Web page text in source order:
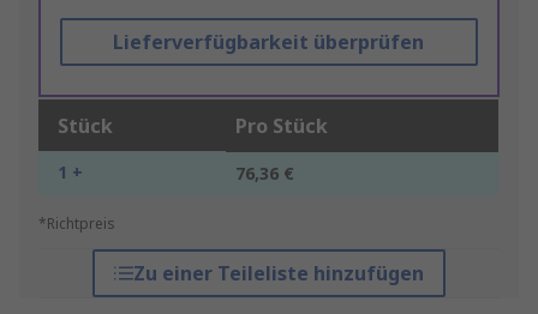
Lieferverfügbarkeit überprüfen
Stück Pro Stück
1 + 76,36 €
*Richtpreis
Zu einer Teileliste hinzufügen